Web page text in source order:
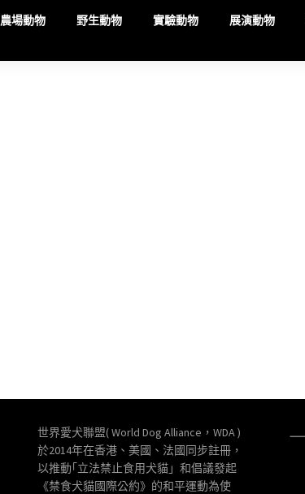
農場動物 野生動物 實驗動物 展演動物
世界愛犬聯盟( World Dog Alliance，WDA )
於2014年在香港、美國、法國同步註冊，
以推動｢立法禁止食用犬貓」和倡議發起
《禁食犬貓國際公約》的和平運動為使